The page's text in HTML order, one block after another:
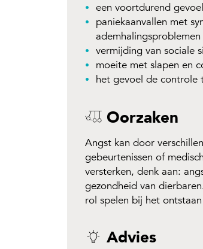
een voortdurend
paniekaanvallen met
ademhalingsproblemen
vermijding van sociale
moeite met slapen en
het gevoel de controle
Oorzaken
Angst kan door
gebeurtenissen of
versterken, denk aan:
gezondheid van
rol spelen bij het
Advies